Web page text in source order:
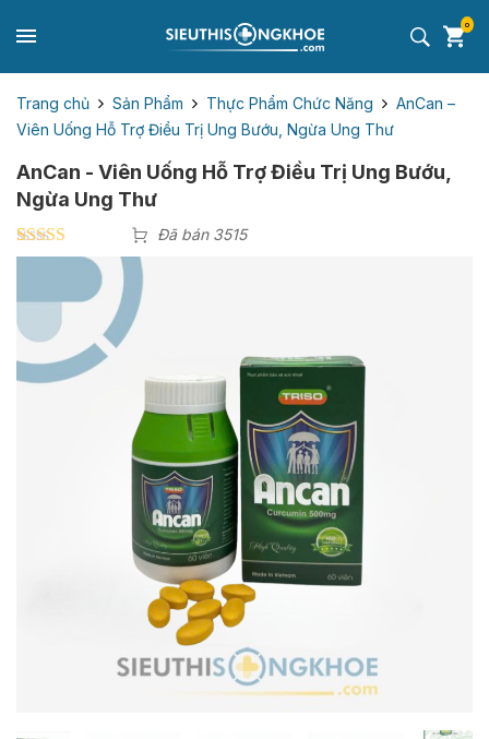
0
Trang chủ Sản Phẩm Thực Phẩm Chức Năng
AnCan –
Viên Uống Hỗ Trợ Điều Trị Ung Bướu, Ngừa Ung Thư
AnCan - Viên Uống Hỗ Trợ Điều Trị Ung Bướu,
Ngừa Ung Thư
4.00trên 5
4
Đã bán 3515